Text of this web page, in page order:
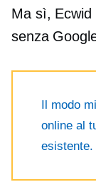
Ma sì, Ecwid
senza
Il modo
online al
esistente.